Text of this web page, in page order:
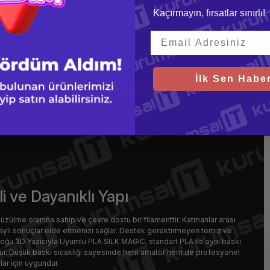
Dayanıklı Yapı
oranına sahip ve çevre dostu bir filamenttir. Katmanlar arası
sonuçlar elde etmenizi sağlar. Destek gerektirmeyen temiz ve
3D Yazıcıyla Uyumlu PLA SILK MAGIC, standart PLA ile aynı baskı
Düşük baskı sıcaklığı sayesinde hem amatör hem de profesyonel
için uygundur.
Kaçırmayın, fırsatlar sınırlı!
İlk Sen